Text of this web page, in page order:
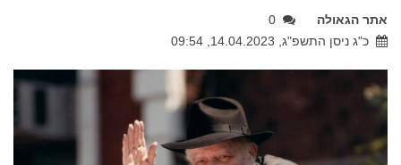
אתר הגאולה
0
כ"ג ניסן התשפ"ג, 14.04.2023, 09:54